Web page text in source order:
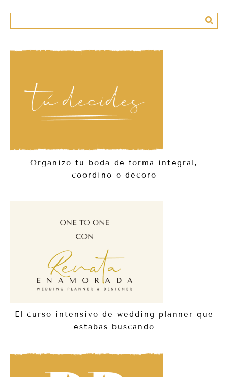
Organizo tu boda de forma integral,
coordino o decoro
El curso intensivo de wedding planner que
estabas buscando